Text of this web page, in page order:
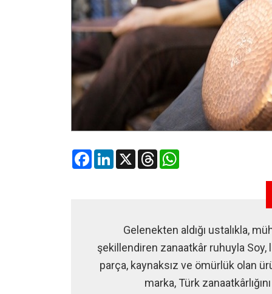
FacebookLinkedIn
X Threads
Gelenekten aldığı ustalıkla,
şekillendiren zanaatkâr ruhuyla
parça, kaynaksız ve ömürlük olan
marka, Türk